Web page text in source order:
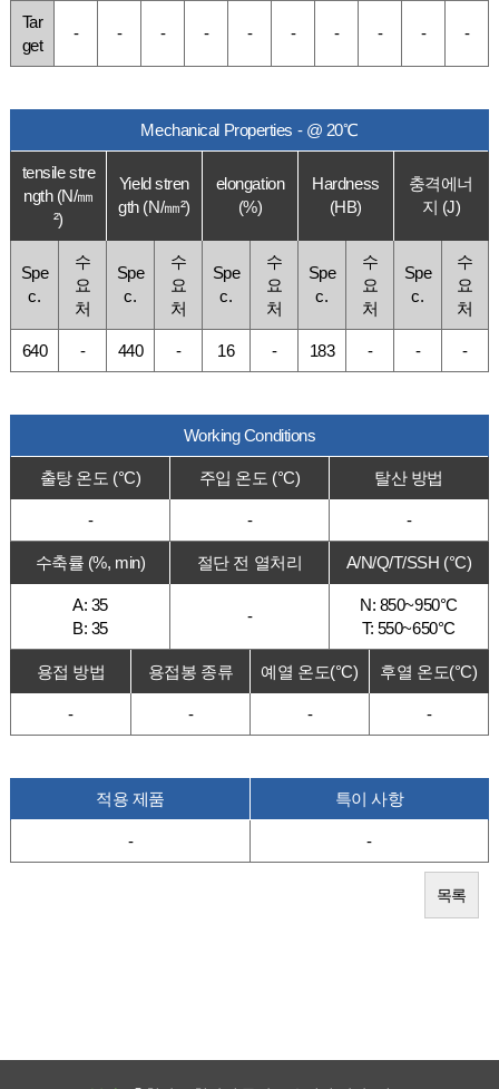
Tar
get
- - - - - - - - - -
Mechanical Properties - @ 20℃
tensile stre
ngth (N/㎜
²)
Yield stren
gth (N/㎜²)
elongation
(%)
Hardness
(HB)
충격에너
지 (J)
Spe
c.
수
요
처
Spe
c.
수
요
처
Spe
c.
수
요
처
Spe
c.
수
요
처
Spe
c.
수
요
처
640 - 440 - 16 - 183 - - -
Working Conditions
출탕 온도 (°C) 주입 온도 (°C) 탈산 방법
- - -
수축률 (%, min) 절단 전 열처리 A/N/Q/T/SSH (°C)
A: 35
B: 35
-
N: 850~950°C
T: 550~650°C
용접 방법 용접봉 종류 예열 온도(°C) 후열 온도(°C)
- - - -
적용 제품 특이 사항
- -
목록